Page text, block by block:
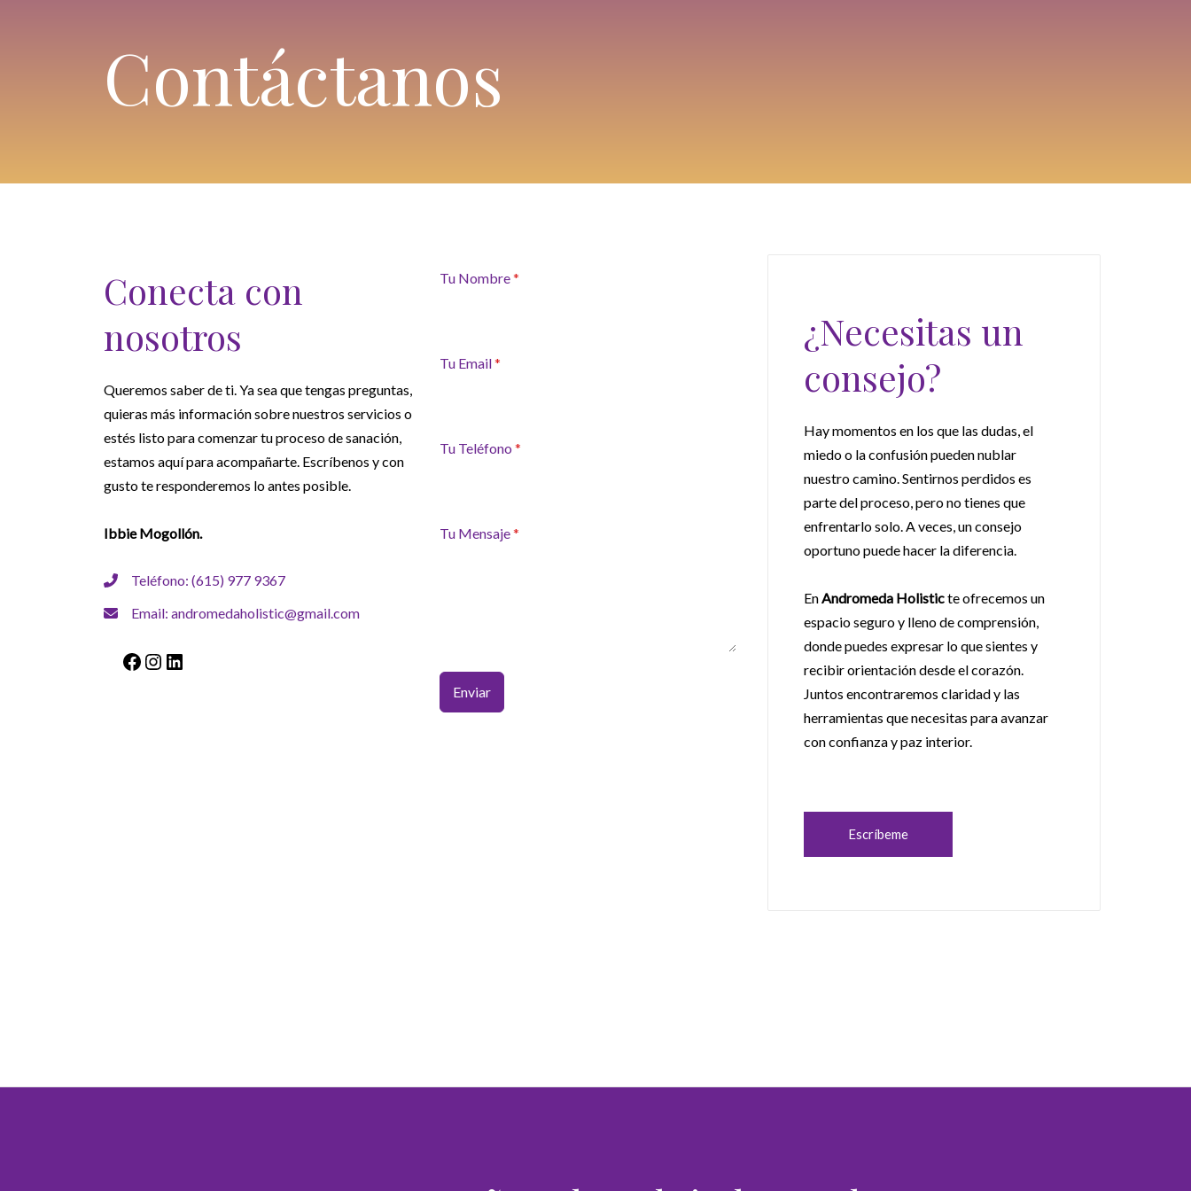
Contáctanos
Conecta con
nosotros
Queremos saber de ti. Ya sea que tengas preguntas,
quieras más información sobre nuestros servicios o
estés listo para comenzar tu proceso de sanación,
estamos aquí para acompañarte. Escríbenos y con
gusto te responderemos lo antes posible.
Ibbie Mogollón.
Teléfono: (615) 977 9367
Email: andromedaholistic@gmail.com
Facebook
Instagram
LinkedIn
Tu Nombre*
Tu Email*
Tu Teléfono*
Tu Mensaje*
Enviar
¿Necesitas un
consejo?
Hay momentos en los que las dudas, el
miedo o la confusión pueden nublar
nuestro camino. Sentirnos perdidos es
parte del proceso, pero no tienes que
enfrentarlo solo. A veces, un consejo
oportuno puede hacer la diferencia.
EnAndromeda Holisticte ofrecemos un
espacio seguro y lleno de comprensión,
donde puedes expresar lo que sientes y
recibir orientación desde el corazón.
Juntos encontraremos claridad y las
herramientas que necesitas para avanzar
con confianza y paz interior.
Escríbeme